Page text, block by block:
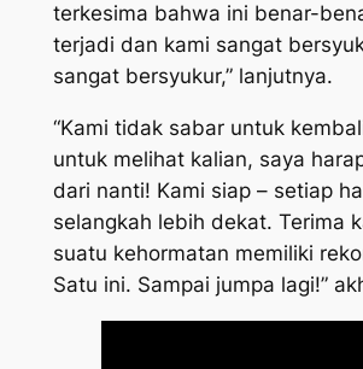
terkesima bahwa ini benar-
terjadi dan kami sangat
sangat bersyukur,” lanjutnya.
“Kami tidak sabar untuk
untuk melihat kalian, saya
dari nanti! Kami siap – setiap
selangkah lebih dekat. Terima
suatu kehormatan memiliki
Satu ini. Sampai jumpa lagi!”